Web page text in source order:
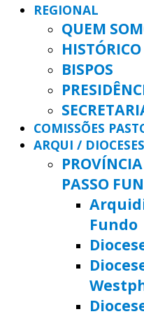
REGIONAL
QUEM
HISTÓRICO
BISPOS
COMISSÕES
ARQUI / DIOCESES
PASSO
Fundo